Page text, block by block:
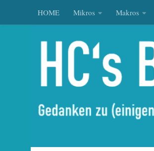
Zum Inhalt springen
HOME Mikros Makros